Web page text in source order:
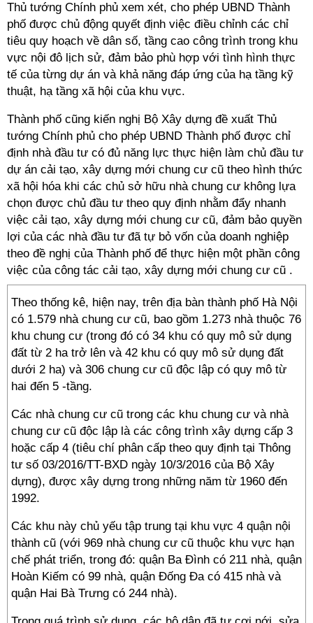
Thủ tướng Chính phủ xem xét, cho phép UBND Thành
phố được chủ động quyết định việc điều chỉnh các chỉ
tiêu quy hoạch về dân số, tầng cao công trình trong khu
vực nội đô lịch sử, đảm bảo phù hợp với tình hình thực
tế của từng dự án và khả năng đáp ứng của hạ tầng kỹ
thuật, hạ tầng xã hội của khu vực.
Thành phố cũng kiến nghị Bộ Xây dựng đề xuất Thủ
tướng Chính phủ cho phép UBND Thành phố được chỉ
định nhà đầu tư có đủ năng lực thực hiện làm chủ đầu tư
dự án cải tạo, xây dựng mới chung cư cũ theo hình thức
xã hội hóa khi các chủ sở hữu nhà chung cư không lựa
chọn được chủ đầu tư theo quy định nhằm đẩy nhanh
việc cải tạo, xây dựng mới chung cư cũ, đảm bảo quyền
lợi của các nhà đầu tư đã tự bỏ vốn của doanh nghiệp
theo đề nghị của Thành phố để thực hiện một phần công
việc của công tác cải tạo, xây dựng mới chung cư cũ .
Theo thống kê, hiện nay, trên địa bàn thành phố Hà Nội
có 1.579 nhà chung cư cũ, bao gồm 1.273 nhà thuộc 76
khu chung cư (trong đó có 34 khu có quy mô sử dụng
đất từ 2 ha trở lên và 42 khu có quy mô sử dụng đất
dưới 2 ha) và 306 chung cư cũ độc lập có quy mô từ
hai đến 5 -tầng.
Các nhà chung cư cũ trong các khu chung cư và nhà
chung cư cũ độc lập là các công trình xây dựng cấp 3
hoặc cấp 4 (tiêu chí phân cấp theo quy định tại Thông
tư số 03/2016/TT-BXD ngày 10/3/2016 của Bộ Xây
dựng), được xây dựng trong những năm từ 1960 đến
1992.
Các khu này chủ yếu tập trung tại khu vực 4 quận nội
thành cũ (với 969 nhà chung cư cũ thuộc khu vực hạn
chế phát triển, trong đó: quận Ba Đình có 211 nhà, quận
Hoàn Kiếm có 99 nhà, quận Đống Đa có 415 nhà và
quận Hai Bà Trưng có 244 nhà).